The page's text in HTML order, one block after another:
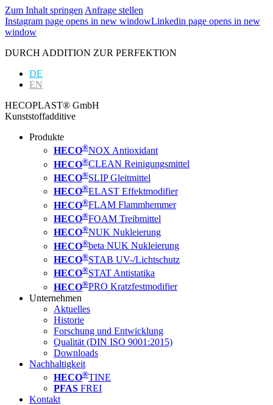
Zum Inhalt springen Anfrage stellen
Instagram page opens in new windowLinkedin page opens in new
window
DURCH ADDITION ZUR PERFEKTION
DE
EN
HECOPLAST® GmbH
Kunststoffadditive
Produkte
HECO®NOX Antioxidant
HECO®CLEAN Reinigungsmittel
HECO®SLIP Gleitmittel
HECO®ELAST Effektmodifier
HECO®FLAM Flammhemmer
HECO®FOAM Treibmittel
HECO®NUK Nukleierung
HECO®beta NUK Nukleierung
HECO®STAB UV-/Lichtschutz
HECO®STAT Antistatika
HECO®PRO Kratzfestmodifier
Unternehmen
Aktuelles
Historie
Forschung und Entwicklung
Qualität (DIN ISO 9001:2015)
Downloads
Nachhaltigkeit
HECO®TINE
PFAS FREI
Kontakt